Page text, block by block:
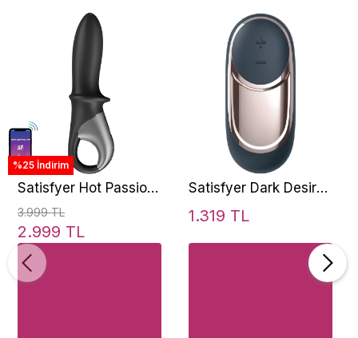
%25 İndirim
Satisfyer Hot Passion
Telefon Kontrol
Isıtmalı Vibratör
3.999 TL
2.999 TL
Satisfyer Dark Desire
Lay-On Şarj Edilebilir
1.319 TL